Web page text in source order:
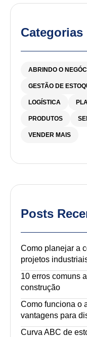
Categorias
ABRINDO O
GESTÃO DE
LOGÍSTICA
PRODUTOS
VENDER MAIS
Posts
Como planejar a
projetos
10 erros comuns
construção
Como funciona o
vantagens para
Curva ABC de